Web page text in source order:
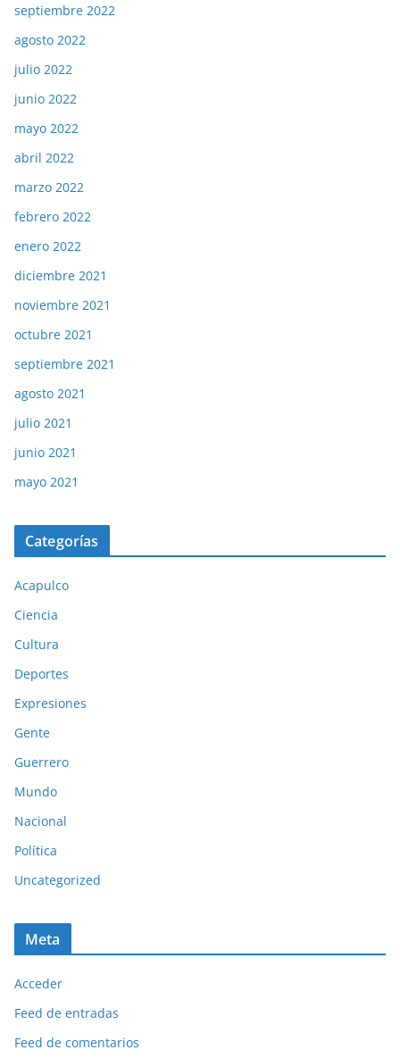
septiembre 2022
agosto 2022
julio 2022
junio 2022
mayo 2022
abril 2022
marzo 2022
febrero 2022
enero 2022
diciembre 2021
noviembre 2021
octubre 2021
septiembre 2021
agosto 2021
julio 2021
junio 2021
mayo 2021
Categorías
Acapulco
Ciencia
Cultura
Deportes
Expresiones
Gente
Guerrero
Mundo
Nacional
Política
Uncategorized
Meta
Acceder
Feed de entradas
Feed de comentarios